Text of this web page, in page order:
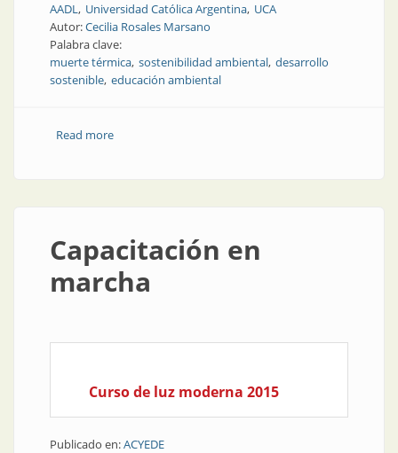
AADL Universidad Católica Argentina UCA
Autor:Cecilia Rosales Marsano
Palabra clave:
muerte térmica sostenibilidad ambiental desarrollo
sostenible educación ambiental
Read moreabout Nota técnica | No aceleremos la muerte
Capacitación en
marcha
Curso de luz moderna 2015
Publicado en:ACYEDE